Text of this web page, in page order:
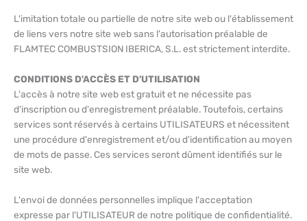
L'imitation totale ou partielle de notre site web ou l'établissement
de liens vers notre site web sans l'autorisation préalable de
FLAMTEC COMBUSTSION IBERICA, S.L. est strictement interdite.
CONDITIONS D'ACCÈS ET D'UTILISATION
L'accès à notre site web est gratuit et ne nécessite pas
d'inscription ou d'enregistrement préalable. Toutefois, certains
services sont réservés à certains UTILISATEURS et nécessitent
une procédure d'enregistrement et/ou d'identification au moyen
de mots de passe. Ces services seront dûment identifiés sur le
site web.
L'envoi de données personnelles implique l'acceptation
expresse par l'UTILISATEUR de notre politique de confidentialité.